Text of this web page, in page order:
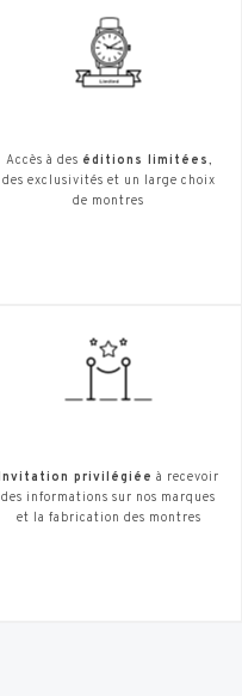
Accès à des éditions limitées,
des exclusivités et un large choix
de montres
Invitation privilégiée à recevoir
des informations sur nos marques
et la fabrication des montres